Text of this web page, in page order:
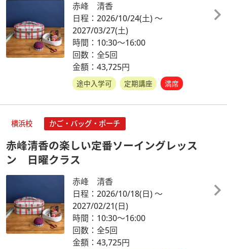
赤峰 清香
日程：2026/10/24(土)～
2027/03/27(土)
時間：10:30～16:00
回数：全5回
金額：43,725円
途中入学可 定期講座 満席
横浜校 かご・バッグ・ポーチ
赤峰清香の楽しい定番ソーイングレッス
ン 日曜クラス
赤峰 清香
日程：2026/10/18(日)～
2027/02/21(日)
時間：10:30～16:00
回数：全5回
金額：43,725円